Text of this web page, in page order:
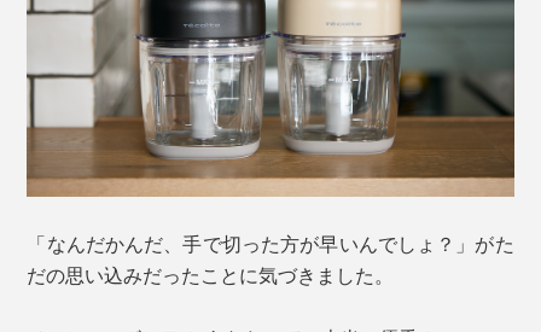
「なんだかんだ、手で切った方が早いんでしょ？」がた
だの思い込みだったことに気づきました。